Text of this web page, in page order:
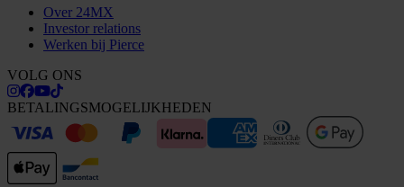
Over 24MX
Investor relations
Werken bij Pierce
VOLG ONS
BETALINGSMOGELIJKHEDEN